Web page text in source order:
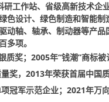
工作站、省级高新技术企
色设计、绿色制造和智能
轴、轴承、制动器等产
多项。
质奖； 2005年“钱潮”商标被
奖， 2013年荣获首届中国
冠军示范企业； 2021年万